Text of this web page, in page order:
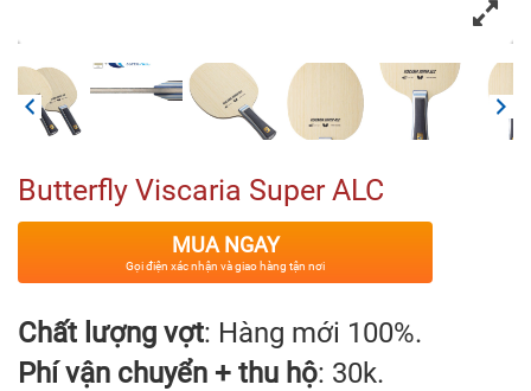
Butterfly Viscaria Super ALC
MUA NGAY
Gọi điện xác nhận và giao hàng tận nơi
Chất lượng vợt: Hàng mới 100%.
Phí vận chuyển + thu hộ: 30k.